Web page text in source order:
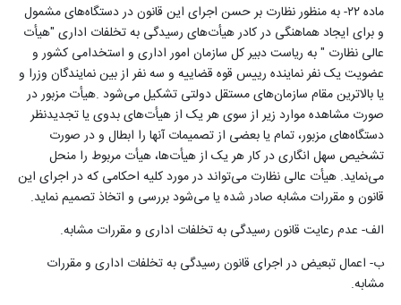
ماده ۲۲- به منظور نظارت بر حسن اجرای این قانون در دستگاه‌های مشمول
و برای ایجاد هماهنگی در کادر هیأت‌های رسیدگی به تخلفات اداری "هیأت
عالی نظارت " به ریاست دبیر کل سازمان امور اداری و استخدامی کشور و
عضویت یک نفر نماینده رییس قوه قضاییه و سه نفر از بین نمایندگان وزرا و
یا بالاترین مقام ‌‌سازمان‌های مستقل دولتی تشکیل می‌شود .هیأت مزبور در
صورت مشاهده موارد زیر از سوی هر یک از هیأت‌های بدوی یا ‌‌تجدیدنظر
دستگاه‌های مزبور، تمام یا بعضی از تصمیمات آنها را ابطال و در صورت
تشخیص سهل انگاری در کار هر یک از هیأت‌ها، هیأت مربوط را منحل
می‌نماید. هیأت عالی نظارت می‌تواند در مورد کلیه احکامی که در اجرای این
قانون و مقررات مشابه صادر شده یا می‌شود بررسی و اتخاذ تصمیم نماید.
الف- عدم رعایت قانون رسیدگی به تخلفات اداری و مقررات مشابه.
ب- اعمال تبعیض در اجرای قانون رسیدگی به تخلفات اداری و مقررات
مشابه.